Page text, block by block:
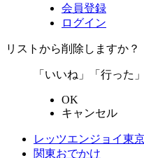
会員登録
ログイン
リストから削除しますか？
「いいね」「行った
OK
キャンセル
レッツエンジョイ東
関東おでかけ